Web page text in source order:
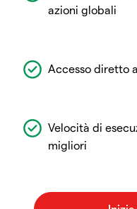
azioni globali
Accesso diretto
Velocità di
migliori